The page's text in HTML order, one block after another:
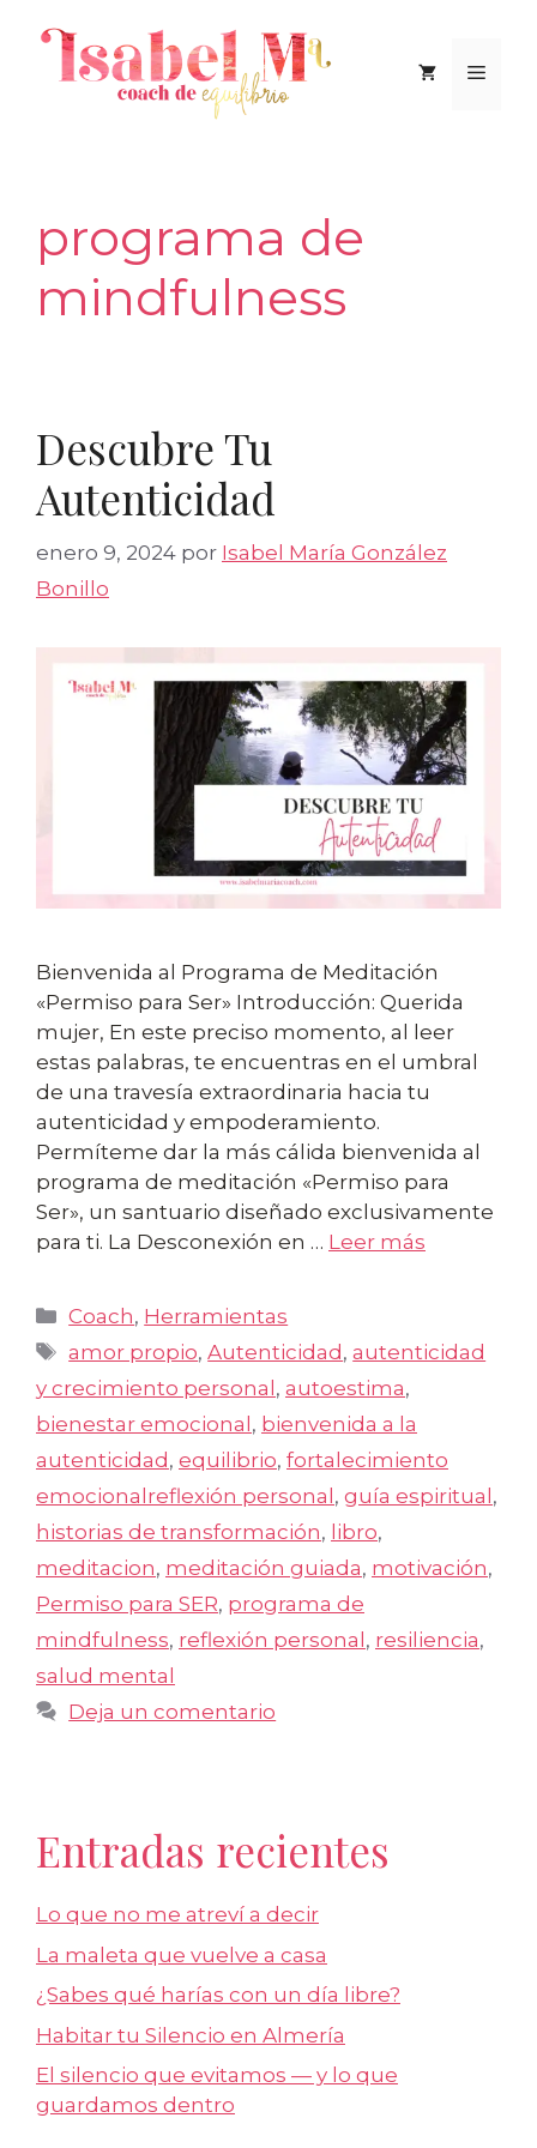
contenido
Menú
programa de
mindfulness
Descubre Tu
Autenticidad
enero 9, 2024 por Isabel María González
Bonillo
Bienvenida al Programa de Meditación
«Permiso para Ser» Introducción: Querida
mujer, En este preciso momento, al leer
estas palabras, te encuentras en el umbral
de una travesía extraordinaria hacia tu
autenticidad y empoderamiento.
Permíteme dar la más cálida bienvenida al
programa de meditación «Permiso para
Ser», un santuario diseñado exclusivamente
para ti. La Desconexión en … Leer más
Categorías
Coach, Herramientas
Etiquetas
amor propio,Autenticidad ,autenticidad
y crecimiento personal , autoestima,
bienestar emocional , bienvenida a la
autenticidad , equilibrio, fortalecimiento
emocionalreflexión personal , guía espiritual ,
historias de transformación, libro,
meditacion, meditación guiada, motivación,
Permiso para SER, programa de
mindfulness, reflexión personal , resiliencia,
salud mental
Deja un comentario
Entradas recientes
Lo que no me atreví a decir
La maleta que vuelve a casa
¿Sabes qué harías con un día libre?
Habitar tu Silencio en Almería
El silencio que evitamos — y lo que
guardamos dentro